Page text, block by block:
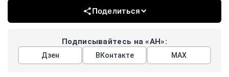
Поделиться
Подписывайтесь на «АН»:
Дзен ВКонтакте МАХ